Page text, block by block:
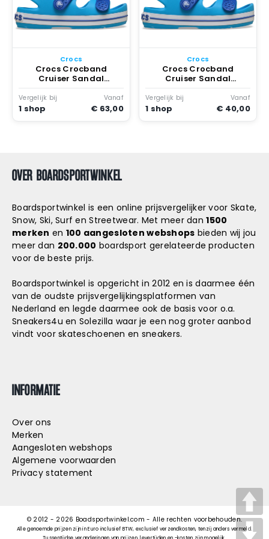
Crocs
Crocs Crocband
Cruiser Sandal
Venetian Bolt Blauw
Vergelijk bij
1 shop
Vanaf
€ 63,00
Crocs
Crocs Crocband
Cruiser Sandal
Venetian Bolt Blauw
Vergelijk bij
1 shop
Vanaf
€ 40,00
OVER BOARDSPORTWINKEL
Boardsportwinkel is een online prijsvergelijker voor Skate,
Snow, Ski, Surf en Streetwear. Met meer dan1500
merken en 100 aangesloten webshops bieden wij jou
meer dan 200.000 boardsport gerelateerde producten
voor de beste prijs.
Boardsportwinkel is opgericht in 2012 en is daarmee één
van de oudste prijsvergelijkingsplatformen van
Nederland en legde daarmee ook de basis voor o.a.
Sneakers4u en Solezilla waar je een nog groter aanbod
vindt voor skateschoenen en sneakers.
INFORMATIE
Over ons
Merken
Aangesloten webshops
Algemene voorwaarden
Privacy statement
© 2012 - 2026 Boadsportwinkel.com - Alle rechten voorbehouden.
Alle genoemde prijzen zijn in Euro inclusief BTW, exclusief verzendkosten, tenzij anders vermeld.